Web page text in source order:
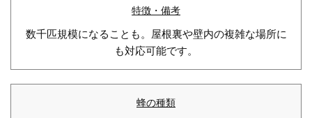
数千匹規模になることも。屋根裏や壁内の複雑な場所に
も対応可能です。